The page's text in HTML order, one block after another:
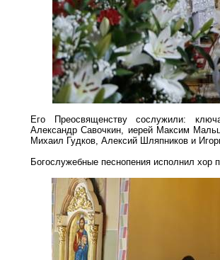
Его Преосвященству сослужили:
Александр Савочкин, иерей Максим
Михаил Гудков, Алексий Шляпников и
Богослужебные песнопения исполнил